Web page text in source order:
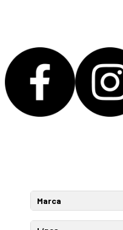
Marca
DOGOTULS (2918)